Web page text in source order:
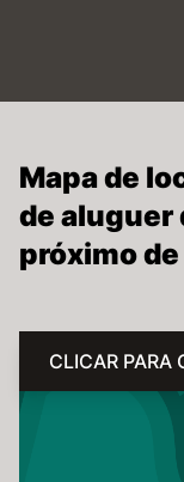
Mapa de
de aluguer
próximo
CLICAR PARA